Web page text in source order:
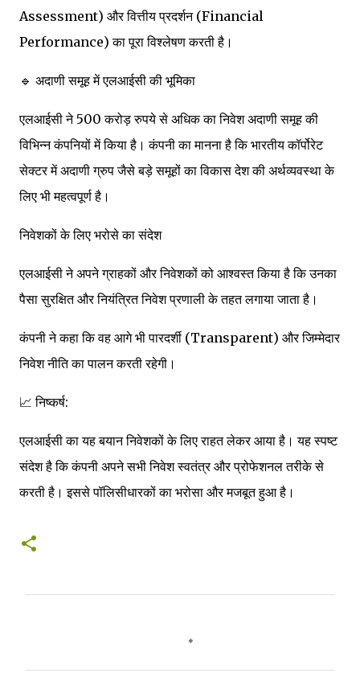
Assessment) और वित्तीय प्रदर्शन (Financial
Performance) का पूरा विश्लेषण करती है।
🔹 अदाणी समूह में एलआईसी की भूमिका
एलआईसी ने 500 करोड़ रुपये से अधिक का निवेश अदाणी समूह की
विभिन्न कंपनियों में किया है। कंपनी का मानना है कि भारतीय कॉर्पोरेट
सेक्टर में अदाणी ग्रुप जैसे बड़े समूहों का विकास देश की अर्थव्यवस्था के
लिए भी महत्वपूर्ण है।
निवेशकों के लिए भरोसे का संदेश
एलआईसी ने अपने ग्राहकों और निवेशकों को आश्वस्त किया है कि उनका
पैसा सुरक्षित और नियंत्रित निवेश प्रणाली के तहत लगाया जाता है।
कंपनी ने कहा कि वह आगे भी पारदर्शी (Transparent) और जिम्मेदार
निवेश नीति का पालन करती रहेगी।
📈 निष्कर्ष:
एलआईसी का यह बयान निवेशकों के लिए राहत लेकर आया है। यह स्पष्ट
संदेश है कि कंपनी अपने सभी निवेश स्वतंत्र और प्रोफेशनल तरीके से
करती है। इससे पॉलिसीधारकों का भरोसा और मजबूत हुआ है।